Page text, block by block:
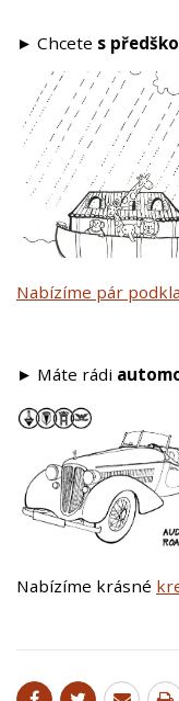
► Chcete s
Nabízíme pár
► Máte rádi
​Nabízíme krásné